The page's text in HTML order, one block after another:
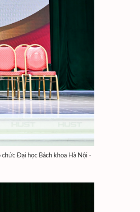
Đại học Bách khoa Hà Nội -